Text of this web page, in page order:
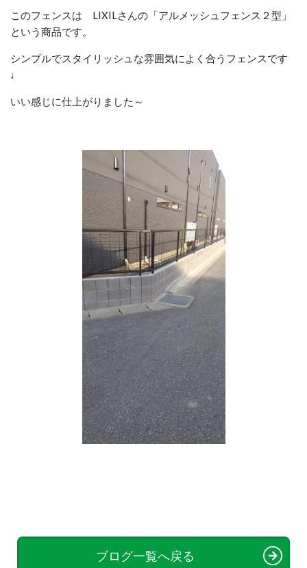
このフェンスは LIXILさんの「アルメッシュフェンス２型」
という商品です。
シンプルでスタイリッシュな雰囲気によく合うフェンスです
♩
いい感じに仕上がりました～
ブログ一覧へ戻る